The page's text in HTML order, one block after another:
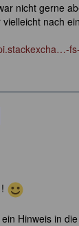
nicht gerne
nach
Hinweis in